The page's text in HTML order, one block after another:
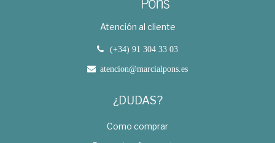
Atención al cliente
(+34) 91 304 33 03
atencion@marcialpons.es
¿DUDAS?
Como comprar